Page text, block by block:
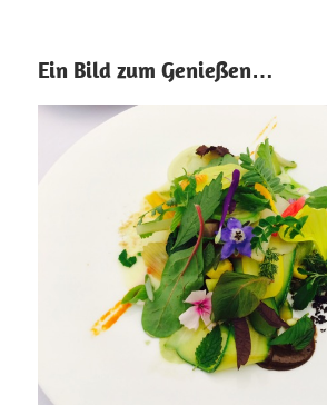
Ein Bild zum Genießen…